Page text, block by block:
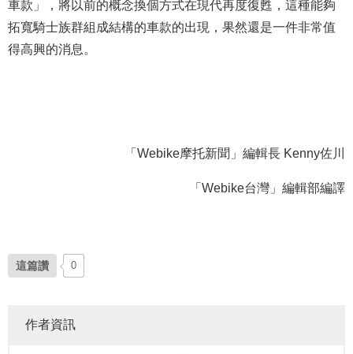
車款」，將以前的概念換個方式在現代再度復甦，這種能夠
拓寬騎士族群組成結構的車款的出現，果然還是一件非常值
得高興的消息。
「Webike摩托新聞」編輯長 Kenny佐川
「Webike台灣」編輯部編譯
這篇讚 0
作者資訊